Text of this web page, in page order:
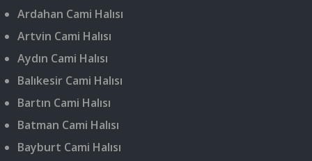
Ardahan Cami Halısı
Artvin Cami Halısı
Aydın Cami Halısı
Balıkesir Cami Halısı
Bartın Cami Halısı
Batman Cami Halısı
Bayburt Cami Halısı